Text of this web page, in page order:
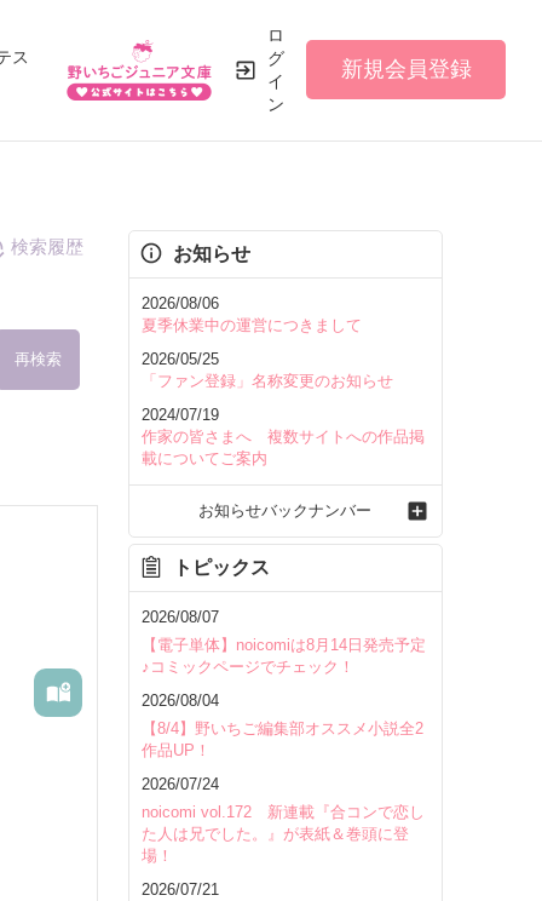
ス
ロ
グ
イ
ン
新規会員登録
再検索
を含む
検索履歴 お知らせ
2026/08/06
夏季休業中の運営につきまして
2026/05/25
「ファン登録」名称変更のお知らせ
2024/07/19
作家の皆さまへ 複数サイトへの作品掲
載についてご案内
お知らせバックナンバー
トピックス
2026/08/07
【電子単体】noicomiは8月14日発売予定
♪コミックページでチェック！
2026/08/04
【8/4】野いちご編集部オススメ小説全2
作品UP！
2026/07/24
noicomi vol.172 新連載『合コンで恋し
た人は兄でした。』が表紙＆巻頭に登
場！
2026/07/21